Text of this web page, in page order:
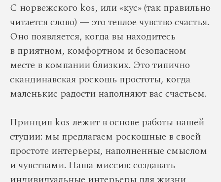
С норвежского kos, или «кус» (так правильно
читается слово) — это теплое чувство счастья.
Оно появляется, когда вы находитесь
в приятном, комфортном и безопасном
месте в компании близких. Это типично
скандинавская роскошь простоты, когда
маленькие радости наполняют вас счастьем.
Принцип kos лежит в основе работы нашей
студии: мы предлагаем роскошные в своей
простоте интерьеры, наполненные смыслом
и чувствами. Наша миссия: создавать